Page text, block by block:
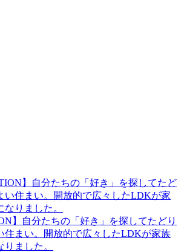
】自分たちの「好き」を探してたどり
住まい。開放的で広々したLDKが家族
ました。